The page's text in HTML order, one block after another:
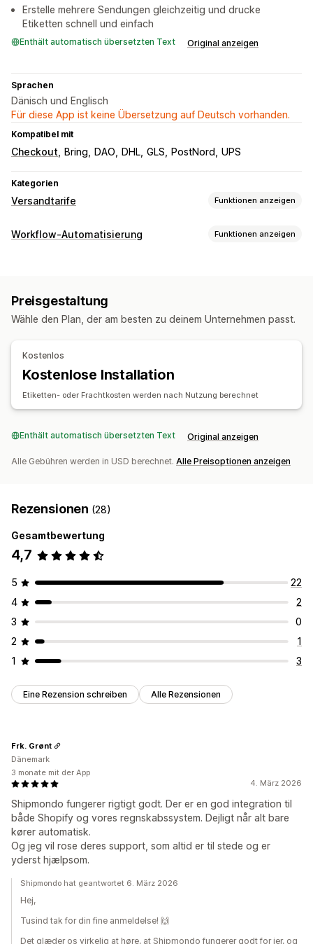
Erstelle mehrere Sendungen gleichzeitig und drucke
Etiketten schnell und einfach
Enthält automatisch übersetzten Text Original anzeigen
Sprachen
Dänisch und Englisch
Für diese App ist keine Übersetzung auf Deutsch vorhanden.
Kompatibel mit
Checkout Bring DAO DHL GLS PostNord UPS
Kategorien
Versandtarife Funktionen anzeigen
Tarifberechnung
Anpassung
Adressvalidierung
Mehrere Währungen
Benutzerdefinierte Regeln
Workflow-Automatisierung Funktionen anzeigen
Bestelltags Zahlungsstatus
Bestellverarbeitung
Mehrere Shops
Preisgestaltung
Wähle den Plan, der am besten zu deinem Unternehmen passt.
Kostenlos
Kostenlose Installation
Etiketten- oder Frachtkosten werden nach Nutzung berechnet
Enthält automatisch übersetzten Text Original anzeigen
Alle Gebühren werden in USD berechnet. Alle Preisoptionen anzeigen
Rezensionen (28)
Gesamtbewertung
4,7
5
22
4
2
3
0
2
1
1
3
Eine Rezension schreiben Alle Rezensionen
4. März 2026
Shipmondo fungerer rigtigt godt. Der er en god integration til
både Shopify og vores regnskabssystem. Dejligt når alt bare
kører automatisk.
Og jeg vil rose deres support, som altid er til stede og er
yderst hjælpsom.
Frk. Grønt
Dänemark
3 monate mit der App
Shipmondo hat geantwortet 6. März 2026
Hej,
Tusind tak for din fine anmeldelse! 🙌
Det glæder os virkelig at høre, at Shipmondo fungerer godt for jer, og